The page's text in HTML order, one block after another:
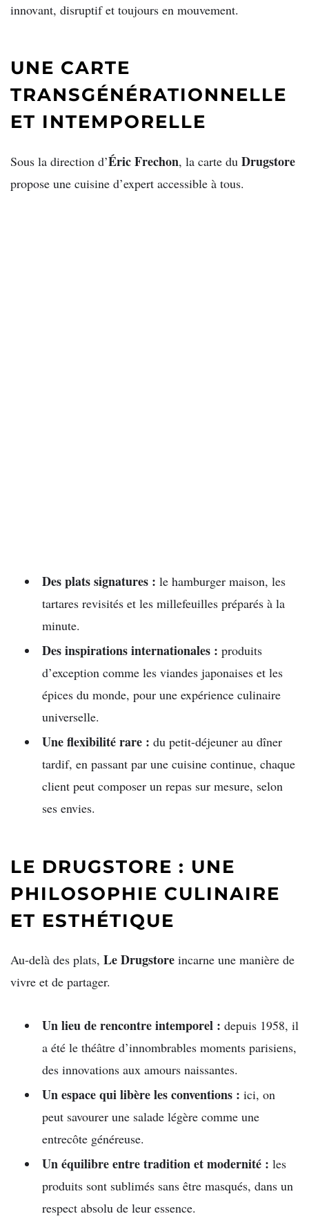
innovant, disruptif et toujours en mouvement.
UNE CARTE
TRANSGÉNÉRATIONNELLE
ET INTEMPORELLE
Sous la direction d’Éric Frechon, la carte du Drugstore
propose une cuisine d’expert accessible à tous.
Des plats signatures : le hamburger maison, les
tartares revisités et les millefeuilles préparés à la
minute.
Des inspirations internationales : produits
d’exception comme les viandes japonaises et les
épices du monde, pour une expérience culinaire
universelle.
Une flexibilité rare : du petit-déjeuner au dîner
tardif, en passant par une cuisine continue, chaque
client peut composer un repas sur mesure, selon
ses envies.
LE DRUGSTORE : UNE
PHILOSOPHIE CULINAIRE
ET ESTHÉTIQUE
Au-delà des plats, Le Drugstore incarne une manière de
vivre et de partager.
Un lieu de rencontre intemporel : depuis 1958, il
a été le théâtre d’innombrables moments parisiens,
des innovations aux amours naissantes.
Un espace qui libère les conventions : ici, on
peut savourer une salade légère comme une
entrecôte généreuse.
Un équilibre entre tradition et modernité : les
produits sont sublimés sans être masqués, dans un
respect absolu de leur essence.